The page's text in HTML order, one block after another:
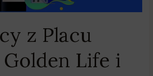
z Placu
Life i